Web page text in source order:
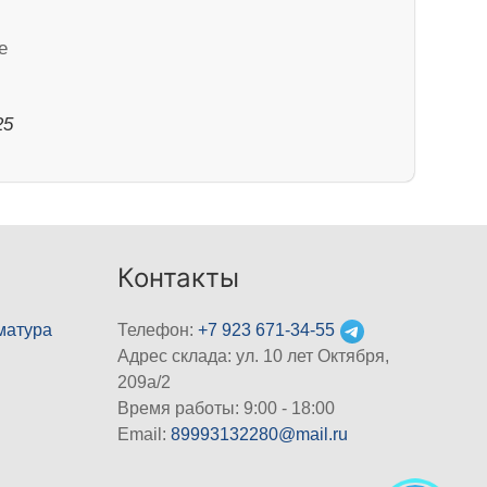
Контакты
Телефон:+7 923 671-34-55
Адрес склада: ул. 10 лет Октября,
209а/2
Время работы: 9:00 - 18:00
Email:89993132280@mail.ru